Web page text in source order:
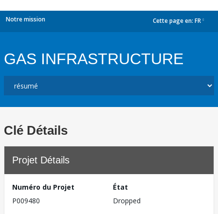
Notre mission Cette page en: FR
GAS INFRASTRUCTURE
Clé Détails
Projet Détails
Numéro du Projet
P009480
État
Dropped